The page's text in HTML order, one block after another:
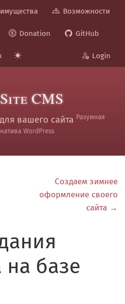
Возможности
Donation GitHub
Login
CMS
вашего сайта Разумная
WordPress
Создаем зимнее
оформление своего
сайта →
базе